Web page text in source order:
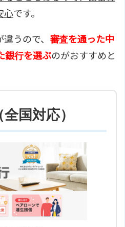
心です。
うので、 審査を通った中
銀行を選ぶのがおすすめと
全国対応）